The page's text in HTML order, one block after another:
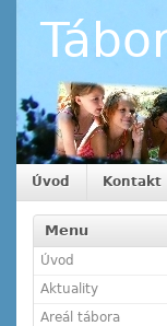
Úvod Kontakt
Menu
Úvod
Aktuality
Areál tábora